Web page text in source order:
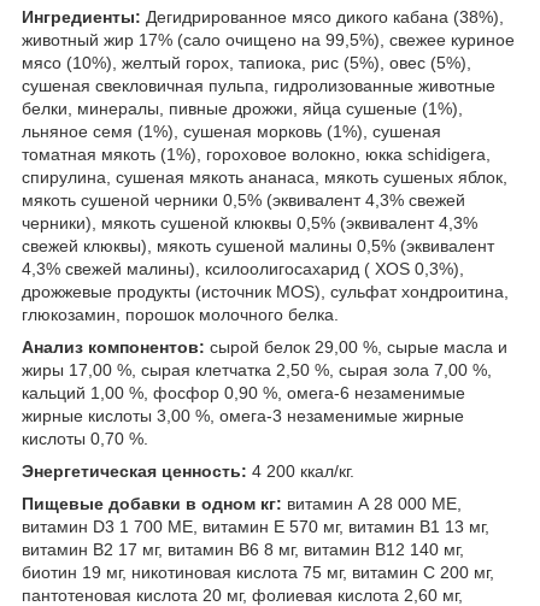
Ингредиенты: Дегидрированное мясо дикого кабана (38%),
животный жир 17% (сало очищено на 99,5%), свежее куриное
мясо (10%), желтый горох, тапиока, рис (5%), овес (5%),
сушеная свекловичная пульпа, гидролизованные животные
белки, минералы, пивные дрожжи, яйца сушеные (1%),
льняное семя (1%), сушеная морковь (1%), сушеная
томатная мякоть (1%), гороховое волокно, юкка schidigera,
спирулина, сушеная мякоть ананаса, мякоть сушеных яблок,
мякоть сушеной черники 0,5% (эквивалент 4,3% свежей
черники), мякоть сушеной клюквы 0,5% (эквивалент 4,3%
свежей клюквы), мякоть сушеной малины 0,5% (эквивалент
4,3% свежей малины), ксилоолигосахарид ( XOS 0,3%),
дрожжевые продукты (источник MOS), сульфат хондроитина,
глюкозамин, порошок молочного белка.
Анализ компонентов: сырой белок 29,00 %, сырые масла и
жиры 17,00 %, сырая клетчатка 2,50 %, сырая зола 7,00 %,
кальций 1,00 %, фосфор 0,90 %, омега-6 незаменимые
жирные кислоты 3,00 %, омега-3 незаменимые жирные
кислоты 0,70 %.
Энергетическая ценность: 4 200 ккал/кг.
Пищевые добавки в одном кг: витамин А 28 000 МЕ,
витамин D3 1 700 МЕ, витамин Е 570 мг, витамин B1 13 мг,
витамин B2 17 мг, витамин В6 8 мг, витамин B12 140 мг,
биотин 19 мг, никотиновая кислота 75 мг, витамин C 200 мг,
пантотеновая кислота 20 мг, фолиевая кислота 2,60 мг,